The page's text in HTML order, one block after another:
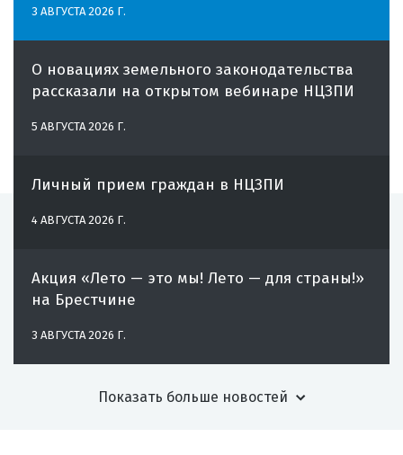
3 АВГУСТА 2026 Г.
О новациях земельного законодательства
рассказали на открытом вебинаре НЦЗПИ
5 АВГУСТА 2026 Г.
Личный прием граждан в НЦЗПИ
4 АВГУСТА 2026 Г.
Акция «Лето — это мы! Лето — для страны!»
на Брестчине
3 АВГУСТА 2026 Г.
Показать больше новостей